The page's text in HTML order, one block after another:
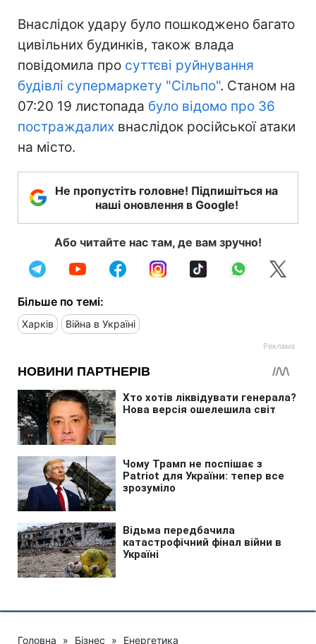
Внаслідок удару було пошкоджено багато
цивільних будинків, також влада
повідомила про суттєві руйнування
будівлі супермаркету "Сільпо". Станом на
07:20 19 листопада було відомо про 36
постраждалих внаслідок російської атаки
на місто.
Не пропустіть головне! Підпишіться на
наші оновлення в Google!
Або читайте нас там, де вам зручно!
Більше по темі:
Харків Війна в Україні
Головна » Бізнес » Енергетика